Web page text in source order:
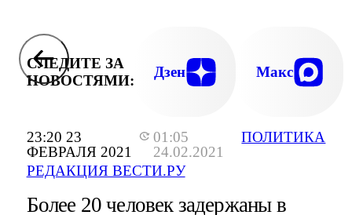
23:20 23
ФЕВРАЛЯ 2021
01:05
24.02.2021
РЕДАКЦИЯ ВЕСТИ.РУ
ПОЛИТИКА
СЛЕДИТЕ ЗА
НОВОСТЯМИ:
Дзен Макс
Более 20 человек задержаны в